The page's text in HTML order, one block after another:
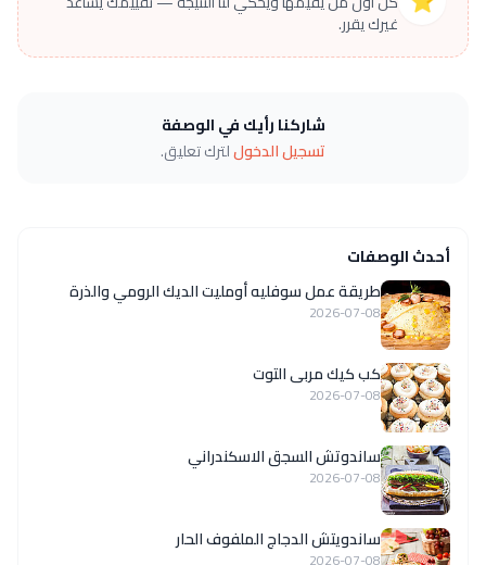
غيرك يقرر.
شاركنا رأيك في الوصفة
تسجيل الدخوللترك تعليق.
أحدث الوصفات
طريقة عمل سوفليه أومليت الديك الرومي والذرة
2026-07-08
كب كيك مربى التوت
2026-07-08
ساندوتش السجق الاسكندراني
2026-07-08
ساندويتش الدجاج الملفوف الحار
2026-07-08